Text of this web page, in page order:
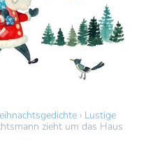
› Lustige
zieht um das Haus